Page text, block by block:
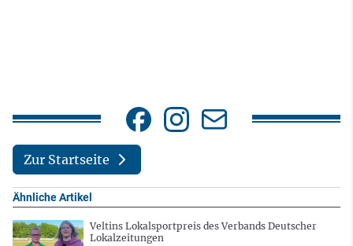
Zur Startseite
Ähnliche Artikel
Veltins Lokalsportpreis des Verbands Deutscher
Lokalzeitungen